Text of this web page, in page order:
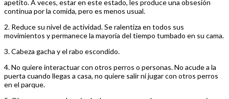
apetito. A veces, estar en este estado, les produce una obsesión
continua por la comida, pero es menos usual.
2. Reduce su nivel de actividad. Se ralentiza en todos sus
movimientos y permanece la mayoría del tiempo tumbado en su cama.
3. Cabeza gacha y el rabo escondido.
4. No quiere interactuar con otros perros o personas. No acude a la
puerta cuando llegas a casa, no quiere salir ni jugar con otros perros
en el parque.